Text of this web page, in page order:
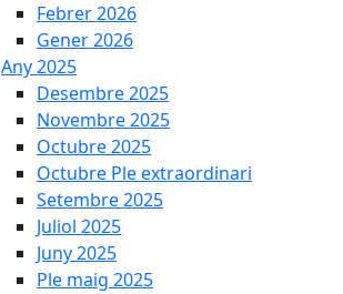
Febrer 2026
Gener 2026
Any 2025
Desembre 2025
Novembre 2025
Octubre 2025
Octubre Ple extraordinari
Setembre 2025
Juliol 2025
Juny 2025
Ple maig 2025